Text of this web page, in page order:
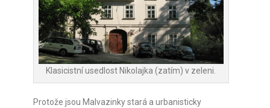
Klasicistní usedlost Nikolajka (zatím) v zeleni.
Protože jsou Malvazinky stará a urbanisticky